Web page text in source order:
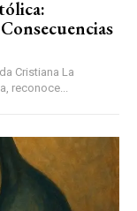
La
reconoce...